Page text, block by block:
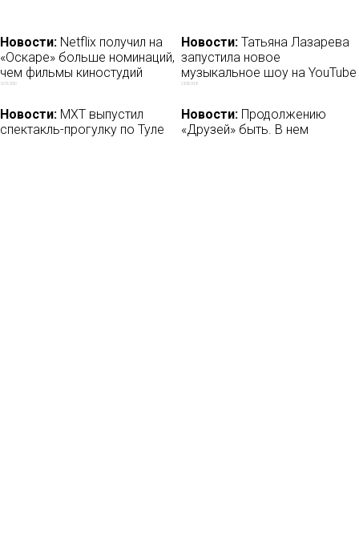
Новости: Netflix получил на
«Оскаре» больше номинаций,
чем фильмы киностудий
13/01/2020
Новости: Татьяна Лазарева
запустила новое
музыкальное шоу на YouTube
29/05/2018
Новости: МХТ выпустил
спектакль-прогулку по Туле
Новости: Продолжению
«Друзей» быть. В нем